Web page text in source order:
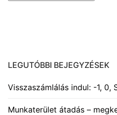
LEGUTÓBBI BEJEGYZÉSEK
Visszaszámlálás indul: -1, 0,
Munkaterület átadás –